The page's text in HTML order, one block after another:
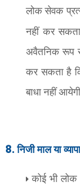
लोक सेवक
नहीं कर
अवैतनिक रूप से
कर सकता है
बाधा नहीं
8.निजी माल या
कोई भी लोक